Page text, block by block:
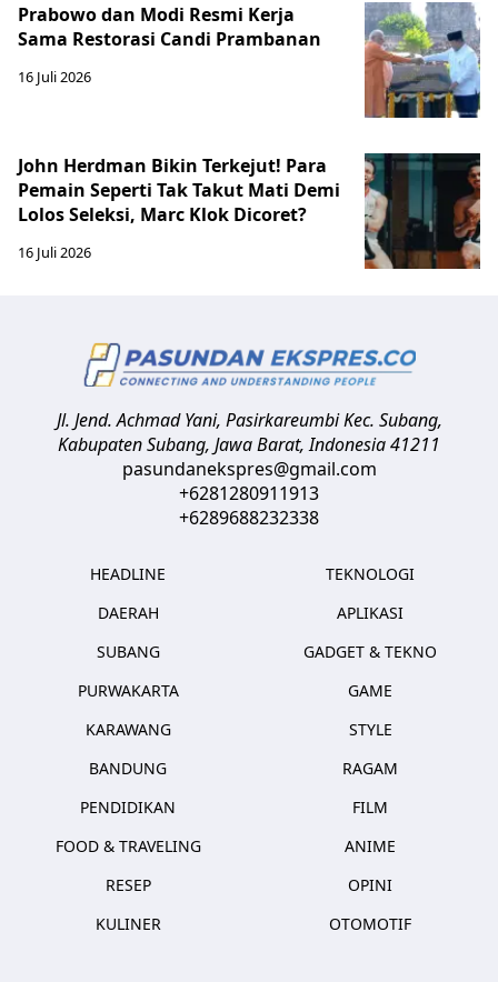
Prabowo dan Modi Resmi Kerja
Sama Restorasi Candi Prambanan
16 Juli 2026
John Herdman Bikin Terkejut! Para
Pemain Seperti Tak Takut Mati Demi
Lolos Seleksi, Marc Klok Dicoret?
16 Juli 2026
Jl. Jend. Achmad Yani, Pasirkareumbi Kec. Subang,
Kabupaten Subang, Jawa Barat,Indonesia41211
pasundanekspres@gmail.com
+6281280911913
+6289688232338
HEADLINE
DAERAH
SUBANG
PURWAKARTA
KARAWANG
BANDUNG
PENDIDIKAN
FOOD & TRAVELING
RESEP
KULINER
TEKNOLOGI
APLIKASI
GADGET & TEKNO
GAME
STYLE
RAGAM
FILM
ANIME
OPINI
OTOMOTIF